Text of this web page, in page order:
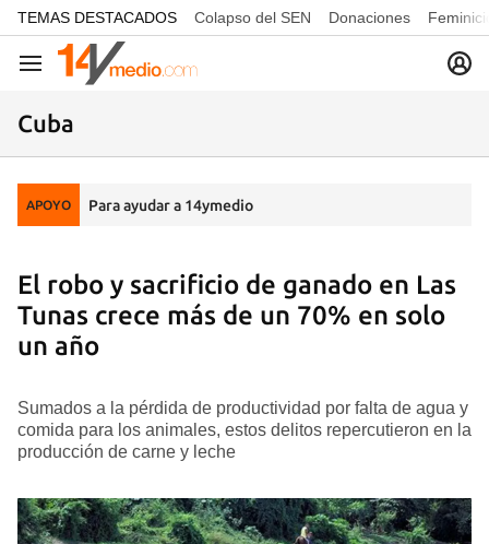
common.go-to-content
TEMAS DESTACADOS Colapso del SEN Donaciones
Navegación
Cuba
APOYO Para ayudar a 14ymedio
El robo y sacrificio de ganado en Las
Tunas crece más de un 70% en solo
un año
Sumados a la pérdida de productividad por falta de agua y
comida para los animales, estos delitos repercutieron en la
producción de carne y leche